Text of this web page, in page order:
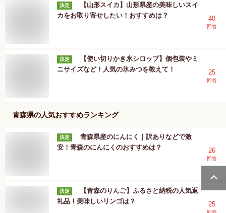
決定
【山形スイカ】山形県産の美味しいスイ
カをお取り寄せしたい！おすすめは？
40
回答
決定
【使い切りかき氷シロップ】個包装やミ
ニサイズなど！人気の氷みつを教えて！
25
回答
青森県の人気おすすめランキング
決定
青森県産のにんにく｜訳ありなどで激
安！青森のにんにくのおすすめは？
26
回答
決定
【青森のりんご】ふるさと納税の人気返
礼品！美味しいリンゴは？
25